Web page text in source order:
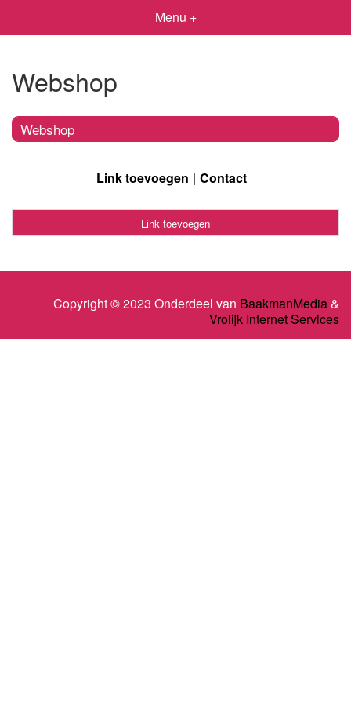
Menu +
Webshop
Webshop
Link toevoegen Contact
Link toevoegen
Copyright © 2023 Onderdeel van BaakmanMedia&
Vrolijk Internet Services